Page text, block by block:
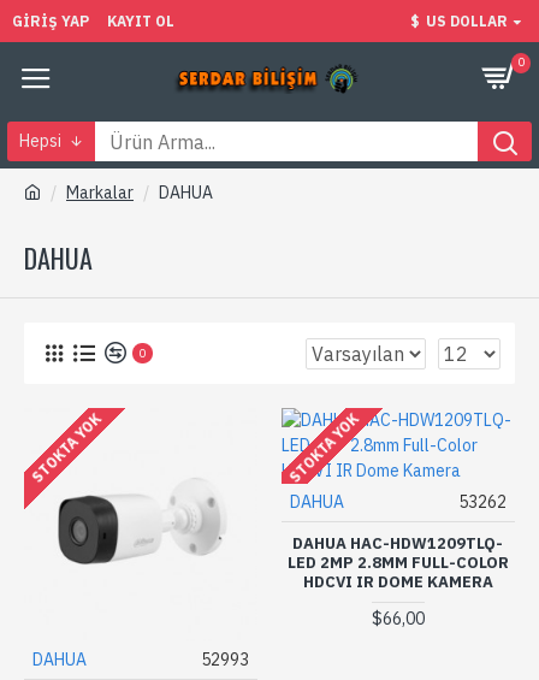
GIRIŞ YAP KAYIT OL $ US DOLLAR
0
Hepsi
Markalar DAHUA
DAHUA
0
STOKTA YOK
DAHUA 52993
STOKTA YOK
DAHUA 53262
DAHUA HAC-HDW1209TLQ-
LED 2MP 2.8MM FULL-COLOR
HDCVI IR DOME KAMERA
$66,00